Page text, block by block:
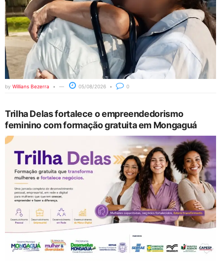
by Willians Bezerra 05/08/2026 0
Trilha Delas fortalece o empreendedorismo
feminino com formação gratuita em Mongaguá